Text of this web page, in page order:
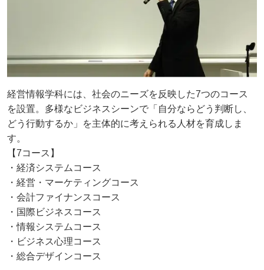
経営情報学科には、社会のニーズを反映した7つのコース
を設置。多様なビジネスシーンで「自分ならどう判断し、
どう行動するか」を主体的に考えられる人材を育成しま
す。
【7コース】
・経済システムコース
・経営・マーケティングコース
・会計ファイナンスコース
・国際ビジネスコース
・情報システムコース
・ビジネス心理コース
・総合デザインコース